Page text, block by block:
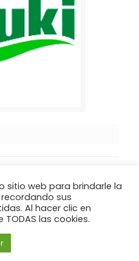
reservados. |
DE PRIVACIDAD
692 043 829
sitio web para brindarle la
sus
Al hacer clic en
las cookies.